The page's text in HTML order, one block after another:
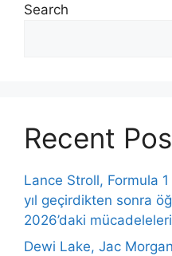
Search
Recent
Lance Stroll, Formula
yıl geçirdikten sonra
2026’daki
Dewi Lake, Jac